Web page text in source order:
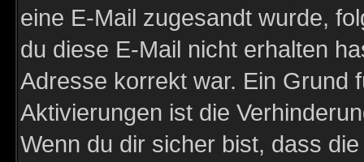
eine E-Mail zugesandt wurde,
du diese E-Mail nicht erhalten
Adresse korrekt war. Ein Grund
Aktivierungen ist die
Wenn du dir sicher bist, dass